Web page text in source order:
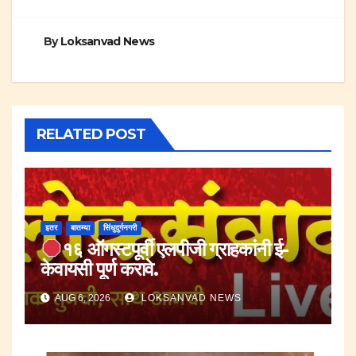
ByLoksanvad News
RELATED POST
इतर बातम्या सिंधुदुर्गनगरी
१६ ऑगस्टपूर्वी एलपीजी ग्राहकांनी ई-
केवायसी पूर्ण करावे.
AUG 6, 2026 LOKSANVAD NEWS